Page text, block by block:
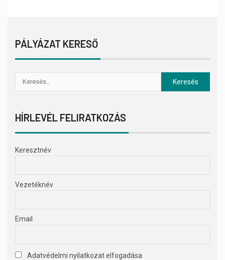
PÁLYÁZAT KERESŐ
HÍRLEVÉL FELIRATKOZÁS
Keresztnév
Vezetéknév
Email
Adatvédelmi nyilatkozat elfogadása